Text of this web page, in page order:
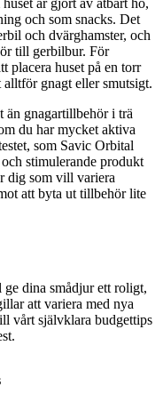
och som snacks. Det
och dvärghamster, och
till gerbilbur. För
placera huset på en torr
gnagt eller smutsigt.
än gnagartillbehör i trä
du har mycket aktiva
som Savic Orbital
stimulerande produkt
dig som vill variera
att byta ut tillbehör lite
dina smådjur ett roligt,
att variera med nya
vårt självklara budgettips